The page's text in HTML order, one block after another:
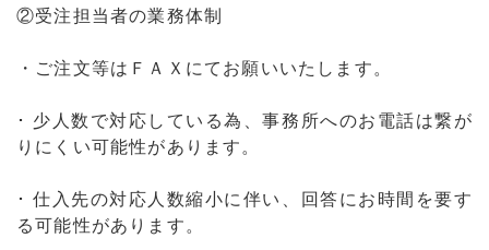
②受注担当者の業務体制
・ご注文等はＦＡＸにてお願いいたします。
･ 少人数で対応している為、事務所へのお電話は繋が
りにくい可能性があります。
･ 仕入先の対応人数縮小に伴い、回答にお時間を要す
る可能性があります。